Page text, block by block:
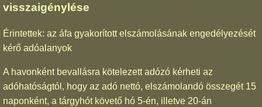
visszaigénylése
Érintettek: az áfa gyakorított elszámolásának engedélyezését
kérő adóalanyok
A havonként bevallásra kötelezett adózó kérheti az
adóhatóságtól, hogy az adó nettó, elszámolandó összegét 15
naponként, a tárgyhót követő hó 5-én, illetve 20-án